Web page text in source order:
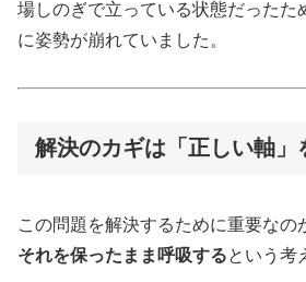
場しのぎで立っている状態だったた
に姿勢が崩れていました。
解決のカギは「正しい軸」
この問題を解決するために重要なの
それを保ったまま呼吸するという考